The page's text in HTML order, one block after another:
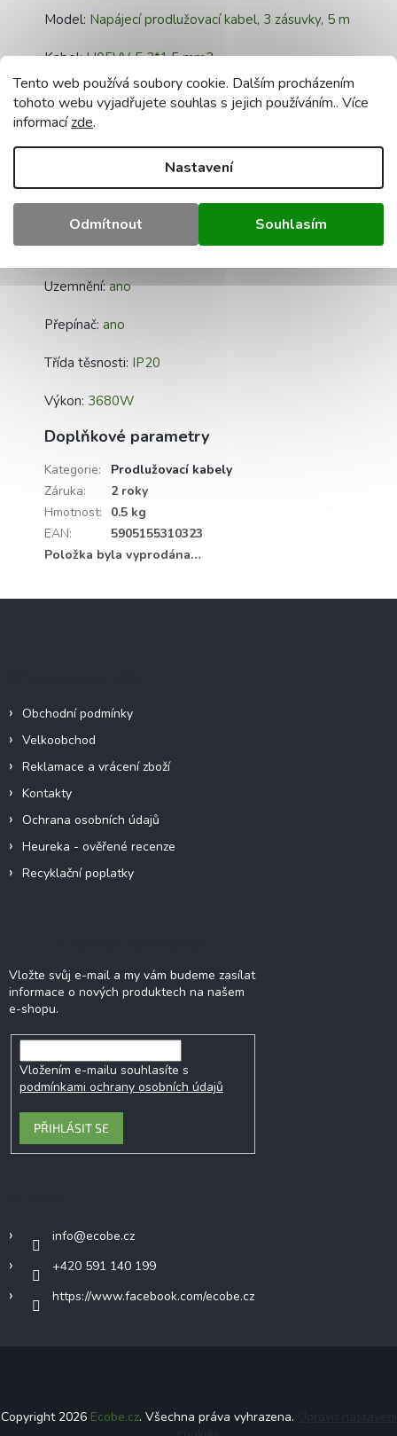
Tento web používá soubory cookie. Dalším procházením
tohoto webu vyjadřujete souhlas s jejich používáním.. Více
informacízde.
Nastavení
Odmítnout Souhlasím
Model: Napájecí prodlužovací kabel, 3 zásuvky, 5 m
Kabel:H05VV-F 3*1,5 mm2
Materiál kabelu:měď [Cu]
Délka kabelu:
síťová, úhlová, uni-schuko
3x 2P + E
Parametry zástrčky:16A 220V - 240V AC
Uzemnění:ano
Přepínač: ano
Třída těsnosti: IP20
Výkon: 3680W
Doplňkové parametry
Kategorie:
Prodlužovací kabely
Záruka:
2 roky
Hmotnost:
0.5 kg
EAN:
5905155310323
Položka byla vyprodána…
Obchodní podmínky
Velkoobchod
Reklamace a vrácení zboží
Kontakty
Ochrana osobních údajů
Heureka - ověřené recenze
Recyklační poplatky
Vložte svůj e-mail a my vám budeme zasílat
informace o nových produktech na našem
e-shopu.
Vložením e-mailu souhlasíte s
podmínkami ochrany osobních údajů
PŘIHLÁSIT SE
info@ecobe.cz
+420 591 140 199
https://www.facebook.com/ecobe.cz
Copyright 2026 Ecobe.cz. Všechna práva vyhrazena.